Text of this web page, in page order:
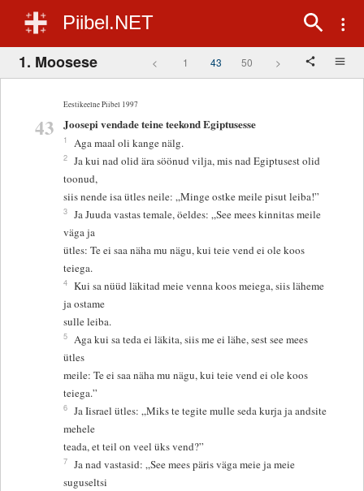
Piibel.NET
1. Moosese < 1 43 50 >
Eestikeelne Piibel 1997
43 Joosepi vendade teine teekond Egiptusesse
1 Aga maal oli kange nälg.
2 Ja kui nad olid ära söönud vilja, mis nad Egiptusest olid
toonud,
siis nende isa ütles neile: „Minge ostke meile pisut leiba!”
3 Ja Juuda vastas temale, öeldes: „See mees kinnitas meile
väga ja
ütles: Te ei saa näha mu nägu, kui teie vend ei ole koos
teiega.
4 Kui sa nüüd läkitad meie venna koos meiega, siis läheme
ja ostame
sulle leiba.
5 Aga kui sa teda ei läkita, siis me ei lähe, sest see mees
ütles
meile: Te ei saa näha mu nägu, kui teie vend ei ole koos
teiega.”
6 Ja Iisrael ütles: „Miks te tegite mulle seda kurja ja andsite
mehele
teada, et teil on veel üks vend?”
7 Ja nad vastasid: „See mees päris väga meie ja meie
suguseltsi